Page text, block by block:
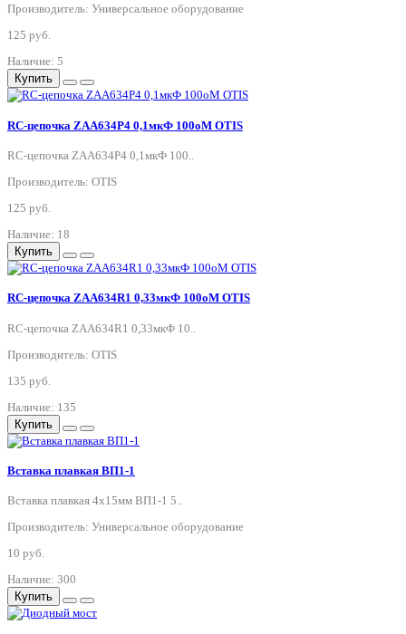
Производитель: Универсальное оборудование
125 руб.
Наличие: 5
Купить
RC-цепочка ZAA634P4 0,1мкФ 100оМ OTIS
RC-цепочка ZAA634P4 0,1мкФ 100..
Производитель: OTIS
125 руб.
Наличие: 18
Купить
RC-цепочка ZAA634R1 0,33мкФ 100оМ OTIS
RC-цепочка ZAA634R1 0,33мкФ 10..
Производитель: OTIS
135 руб.
Наличие: 135
Купить
Вставка плавкая ВП1-1
Вставка плавкая 4х15мм ВП1-1 5..
Производитель: Универсальное оборудование
10 руб.
Наличие: 300
Купить